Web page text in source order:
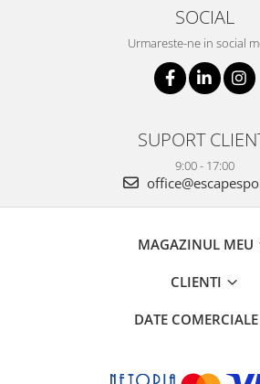
SOCIAL
Urmareste-ne in social
SUPORT
9:00 - 17:00
MAGAZINUL MEU
CLIENTI
DATE COMERCIALE